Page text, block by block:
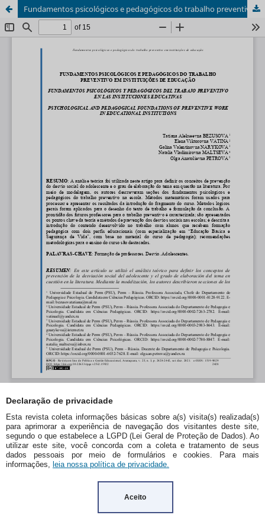
Declaração de privacidade
Esta revista coleta informações básicas sobre a(s) visita(s) realizada(s)
para aprimorar a experiência de navegação dos visitantes deste site,
segundo o que estabelece a LGPD (Lei Geral de Proteção de Dados). Ao
utilizar este site, você concorda com a coleta e tratamento de seus
dados pessoais por meio de formulários e cookies. Para mais
informações, leia nossa política de privacidade.
Aceito
Fundamentos psicológicos e pedagógicos do trabalho preventivo em instituições de educação